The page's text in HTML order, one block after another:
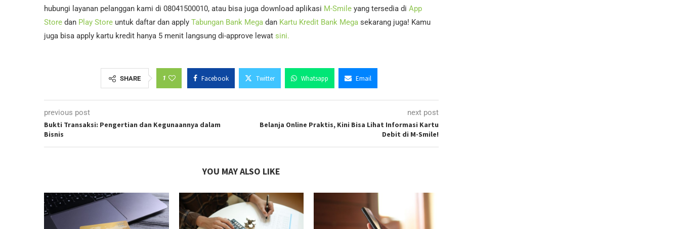
hubungi layanan pelanggan kami di 08041500010, atau bisa juga download aplikasi M-Smile yang tersedia di App
Store dan Play Store untuk daftar dan apply Tabungan Bank Mega dan Kartu Kredit Bank Mega sekarang juga! Kamu
juga bisa apply kartu kredit hanya 5 menit langsung di-approve lewat sini.
SHARE 1 Facebook Twitter Whatsapp Email
previous post
Bukti Transaksi: Pengertian dan Kegunaannya dalam
Bisnis
next post
Belanja Online Praktis, Kini Bisa Lihat Informasi Kartu
Debit di M-Smile!
YOU MAY ALSO LIKE